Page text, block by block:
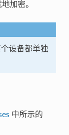
加密。
设备都单独
中所示的